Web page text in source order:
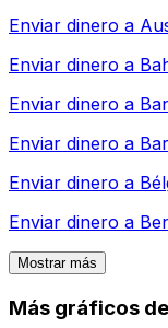
Enviar dinero a
Enviar dinero a
Enviar dinero a
Enviar dinero a
Enviar dinero a
Enviar dinero a
Mostrar más
Más gráficos